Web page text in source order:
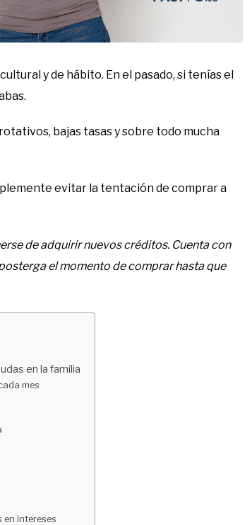
y de hábito. En el pasado, si tenías el
bajas tasas y sobre todo mucha
evitar la tentación de comprar a
de adquirir nuevos créditos. Cuenta con
el momento de comprar hasta que
en la familia
mes
intereses